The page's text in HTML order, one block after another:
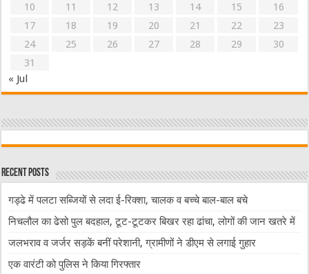
10
11 12 13 14 15
16
17
18 19 20 21 22
23
24
25 26 27 28 29
30
31
« Jul
Recent Posts
गड्ढे में पलटा सब्जियों से लदा ई-रिक्शा, चालक व बच्चे बाल-बाल बचे
निचलौल का ढेसो पुल बदहाल, टूट-टूटकर बिखर रहा ढांचा, लोगों की जान खतरे में
जलभराव व जर्जर सड़कें बनीं परेशानी, ग्रामीणों ने डीएम से लगाई गुहार
एक वारंटी को पुलिस ने किया गिरफ्तार